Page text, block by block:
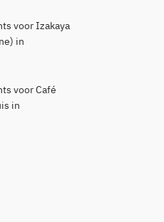
voor Izakaya
in
voor Café
in